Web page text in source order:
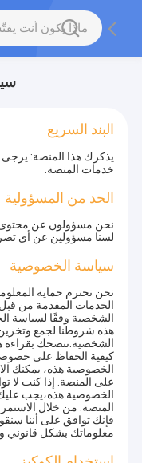
البند السريع
يذكرك هذا المنصة: يرجى
خدمات المنصة.
الحد من المسؤولية
نحن مسؤولون عن محتوى
لسنا مسؤولين عن أي
سياسة الخصوصية
نحن نحترم حماية
الخدمات المقدمة من
الشخصية وفقًا لسياسة
هذه شروطنا لجمع
الشخصية.ننصحك بقراءة
كيفية الحفاظ على
الخصوصية هذه، يمكنك
على المنصة. إذا كنت
الخصوصية هذه،يجب
المنصة. من خلال
فإنك توافق على أننا
معلوماتك بشكل قانوني